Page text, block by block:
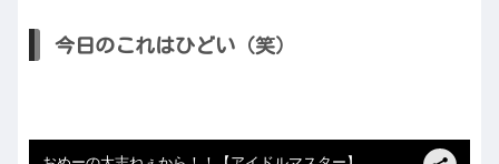
今日のこれはひどい（笑）